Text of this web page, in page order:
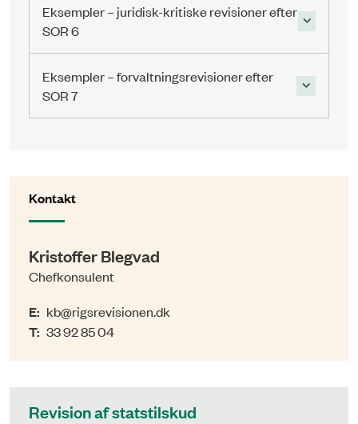
Eksempler – juridisk-kritiske revisioner efter
SOR 6
Eksempler – forvaltningsrevisioner efter
SOR 7
Kontakt
Kristoffer Blegvad
Chefkonsulent
E: kb@rigsrevisionen.dk
T: 33 92 85 04
Revision af statstilskud